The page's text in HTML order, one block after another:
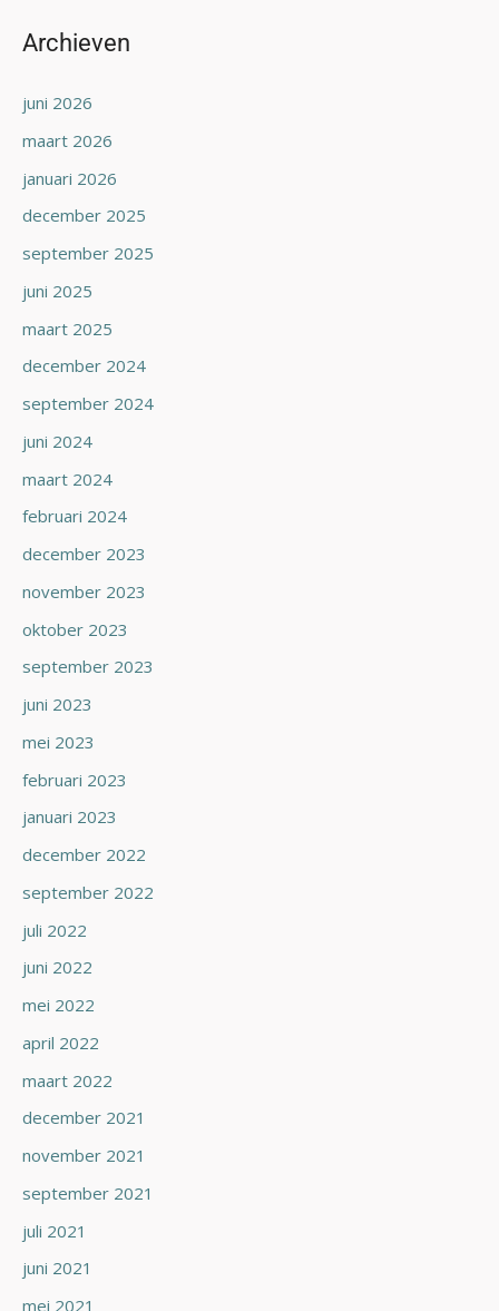
Archieven
juni 2026
maart 2026
januari 2026
december 2025
september 2025
juni 2025
maart 2025
december 2024
september 2024
juni 2024
maart 2024
februari 2024
december 2023
november 2023
oktober 2023
september 2023
juni 2023
mei 2023
februari 2023
januari 2023
december 2022
september 2022
juli 2022
juni 2022
mei 2022
april 2022
maart 2022
december 2021
november 2021
september 2021
juli 2021
juni 2021
mei 2021